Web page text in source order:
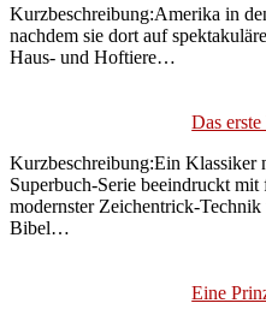
Kurzbeschreibung:Amerika in
nachdem sie dort auf
Haus- und Hoftiere…
Das
Kurzbeschreibung:Ein Klassiker
Superbuch-Serie beeindruckt
modernster Zeichentrick-
Bibel…
Eine